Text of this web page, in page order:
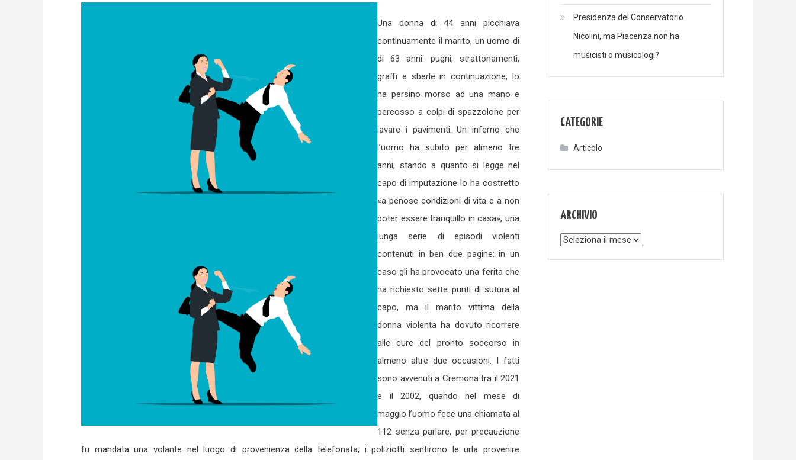
Una donna di 44 anni picchiava
continuamente il marito, un uomo di
di 63 anni: pugni, strattonamenti,
graffi e sberle in continuazione, lo
ha persino morso ad una mano e
percosso a colpi di spazzolone per
lavare i pavimenti. Un inferno che
l’uomo ha subito per almeno tre
anni, stando a quanto si legge nel
capo di imputazione lo ha costretto
«a penose condizioni di vita e a non
poter essere tranquillo in casa», una
lunga serie di episodi violenti
contenuti in ben due pagine: in un
caso gli ha provocato una ferita che
ha richiesto sette punti di sutura al
capo, ma il marito vittima della
donna violenta ha dovuto ricorrere
alle cure del pronto soccorso in
almeno altre due occasioni. I fatti
sono avvenuti a Cremona tra il 2021
e il 2002, quando nel mese di
maggio l’uomo fece una chiamata al
112 senza parlare, per precauzione
fu mandata una volante nel luogo di provenienza della telefonata, i poliziotti sentirono le urla provenire
Presidenza del Conservatorio
Nicolini, ma Piacenza non ha
musicisti o musicologi?
CATEGORIE
Articolo
ARCHIVIO
Archivio